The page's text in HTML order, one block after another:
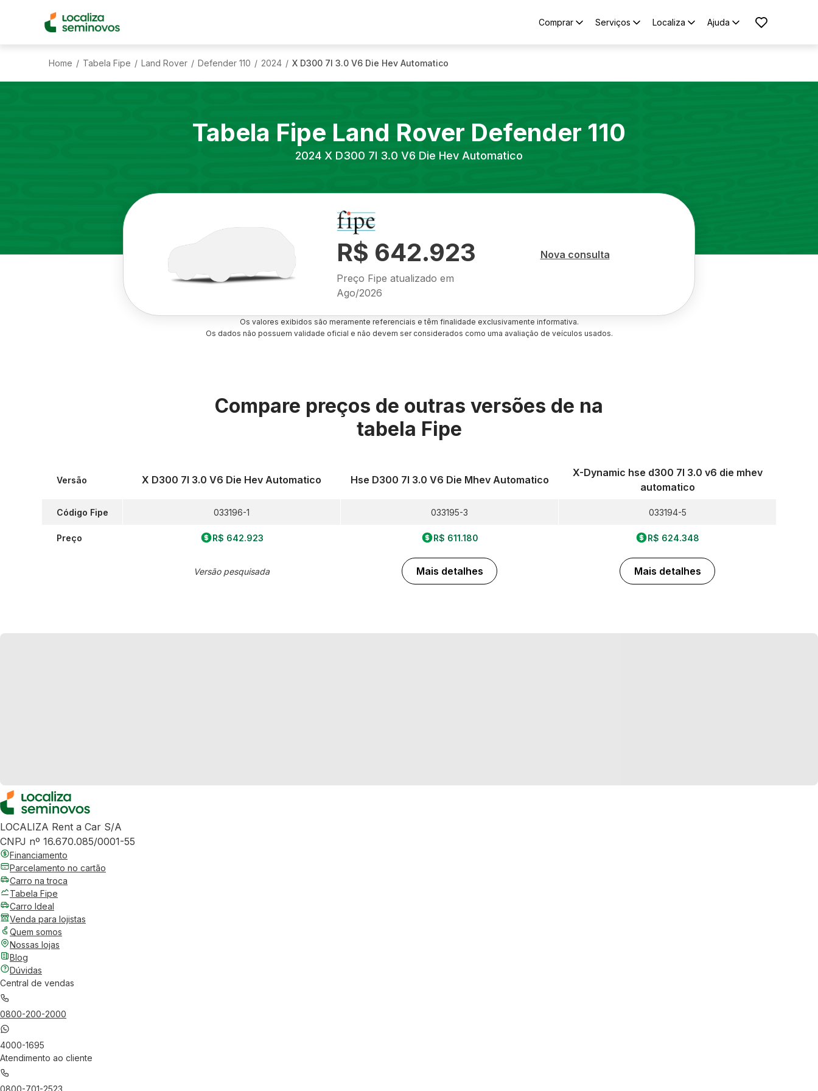
Comprar Serviços Localiza Ajuda
Home / Tabela Fipe / Land Rover / Defender 110 / 2024 / X D300 7l 3.0 V6 Die Hev Automatico
Tabela Fipe Land Rover Defender 110
2024 X D300 7l 3.0 V6 Die Hev Automatico
R$ 642.923
Preço Fipe atualizado em
Ago/2026
Nova consulta
Os valores exibidos são meramente referenciais e têm finalidade exclusivamente informativa.
Os dados não possuem validade oficial e não devem ser considerados como uma avaliação de veículos usados.
Compare preços de outras versões de na
tabela Fipe
Versão
Código Fipe
Preço
X D300 7l 3.0 V6 Die Hev Automatico
033196-1
R$ 642.923
Versão pesquisada
Hse D300 7l 3.0 V6 Die Mhev Automatico
033195-3
R$ 611.180
Mais detalhes
X-Dynamic hse d300 7l 3.0 v6 die mhev
automatico
033194-5
R$ 624.348
Mais detalhes
LOCALIZA Rent a Car S/A
CNPJ nº 16.670.085/0001-55
Financiamento
Parcelamento no cartão
Carro na troca
Tabela Fipe
Carro Ideal
Venda para lojistas
Quem somos
Nossas lojas
Blog
Dúvidas
Central de vendas
0800-200-2000
4000-1695
Atendimento ao cliente
0800-701-2523